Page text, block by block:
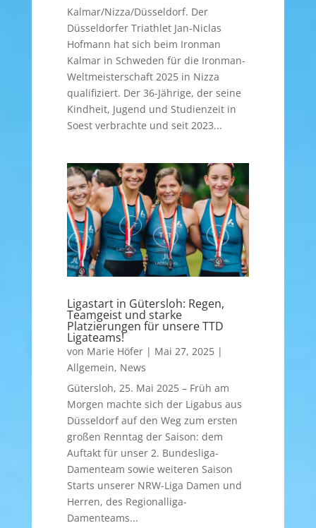
Kalmar/Nizza/Düsseldorf. Der
Düsseldorfer Triathlet Jan-Niclas
Hofmann hat sich beim Ironman
Kalmar in Schweden für die Ironman-
Weltmeisterschaft 2025 in Nizza
qualifiziert. Der 36-Jährige, der seine
Kindheit, Jugend und Studienzeit in
Soest verbrachte und seit 2023...
Ligastart in Gütersloh: Regen,
Teamgeist und starke
Platzierungen für unsere TTD
Ligateams!
von Marie Höfer| Mai 27, 2025|
Allgemein, News
Gütersloh, 25. Mai 2025 – Früh am
Morgen machte sich der Ligabus aus
Düsseldorf auf den Weg zum ersten
großen Renntag der Saison: dem
Auftakt für unser 2. Bundesliga-
Damenteam sowie weiteren Saison
Starts unserer NRW-Liga Damen und
Herren, des Regionalliga-
Damenteams...